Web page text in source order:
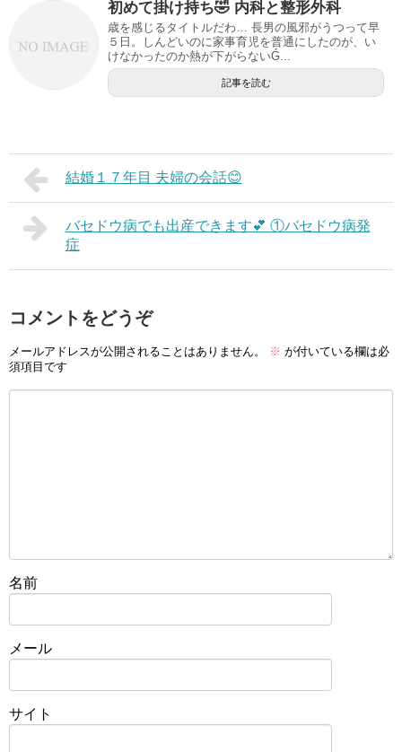
初めて掛け持ち🤣 内科と整形外科
歳を感じるタイトルだわ… 長男の風邪がうつって早
５日。しんどいのに家事育児を普通にしたのが、い
けなかったのか熱が下がらないǴ...
記事を読む
結婚１７年目 夫婦の会話😊
バセドウ病でも出産できます💕 ①バセドウ病発
症
コメントをどうぞ
メールアドレスが公開されることはありません。 ※ が付いている欄は必
須項目です
名前
メール
サイト